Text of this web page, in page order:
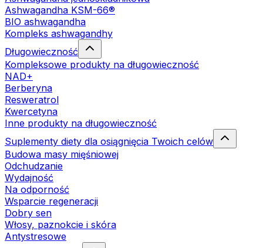
Ashwagandha KSM-66®
BIO ashwagandha
Kompleks ashwagandhy
Długowieczność
Kompleksowe produkty na długowieczność
NAD+
Berberyna
Resweratrol
Kwercetyna
Inne produkty na długowieczność
Suplementy diety dla osiągnięcia Twoich celów
Budowa masy mięśniowej
Odchudzanie
Wydajność
Na odporność
Wsparcie regeneracji
Dobry sen
Włosy, paznokcie i skóra
Antystresowe